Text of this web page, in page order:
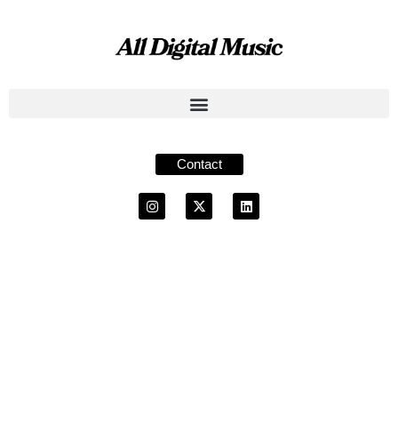
Contact